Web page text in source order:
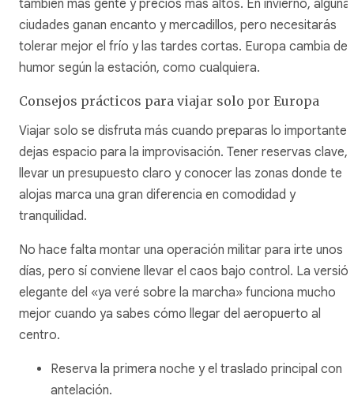
también más gente y precios más altos. En invierno,
ciudades ganan encanto y mercadillos, pero necesitarás
tolerar mejor el frío y las tardes cortas. Europa cambia de
humor según la estación, como cualquiera.
Consejos prácticos para viajar solo por Europa
Viajar solo se disfruta más cuando preparas lo importante
dejas espacio para la improvisación. Tener reservas clave,
llevar un presupuesto claro y conocer las zonas donde te
alojas marca una gran diferencia en comodidad y
tranquilidad.
No hace falta montar una operación militar para irte unos
días, pero sí conviene llevar el caos bajo control. La versión
elegante del «ya veré sobre la marcha» funciona mucho
mejor cuando ya sabes cómo llegar del aeropuerto al
centro.
Reserva la primera noche y el traslado principal con
antelación.